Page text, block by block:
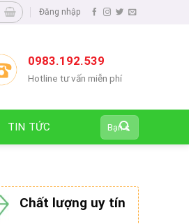
Đăng nhập
0983.192.539
Hotline tư vấn miễn phí
TIN TỨC
Tìm
kiếm:
Chất lượng uy tín